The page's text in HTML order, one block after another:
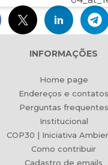
INFORMAÇÕES
Home page
Endereços e contatos
Perguntas frequentes
Institucional
COP30 | Iniciativa
Como contribuir
Cadastro de emails